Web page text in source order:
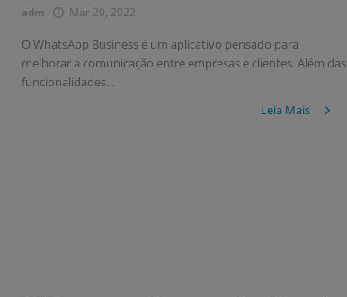
adm Mar 20, 2022
O WhatsApp Business é um aplicativo pensado para
melhorar a comunicação entre empresas e clientes. Além das
funcionalidades…
Leia Mais